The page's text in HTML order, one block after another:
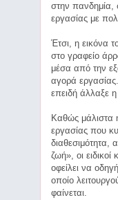
στην πανδημία,
εργασίας με
Έτσι, η εικόνα
στο γραφείο
μέσα από την
αγορά
επειδή άλλαξε
Καθώς μάλιστα
εργασίας που
διαθεσιμότητα,
ζωή», οι
οφείλει να
οποίο
φαίνεται.